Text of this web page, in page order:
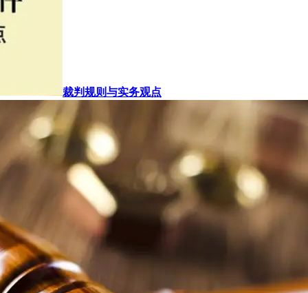
裁判规则与实务观点